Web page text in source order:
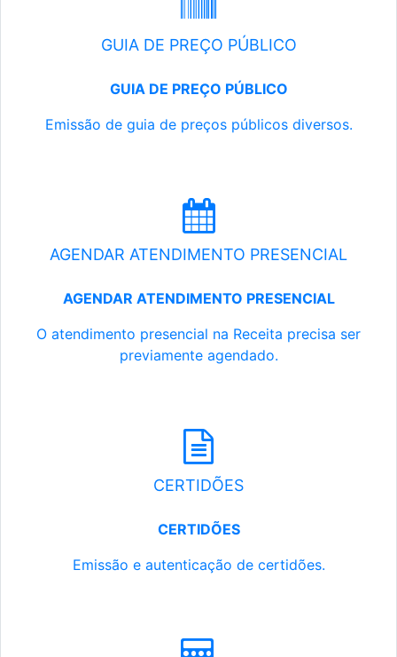
GUIA DE PREÇO PÚBLICO
GUIA DE PREÇO PÚBLICO
Emissão de guia de preços públicos diversos.
AGENDAR ATENDIMENTO PRESENCIAL
AGENDAR ATENDIMENTO PRESENCIAL
O atendimento presencial na Receita precisa ser
previamente agendado.
CERTIDÕES
CERTIDÕES
Emissão e autenticação de certidões.